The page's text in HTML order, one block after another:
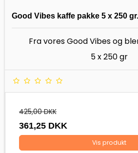
Good Vibes kaffe pakke 5 x 250
Fra vores Good Vibes og
5 x 250 gr
425,00 DKK
361,25 DKK
Vis produkt